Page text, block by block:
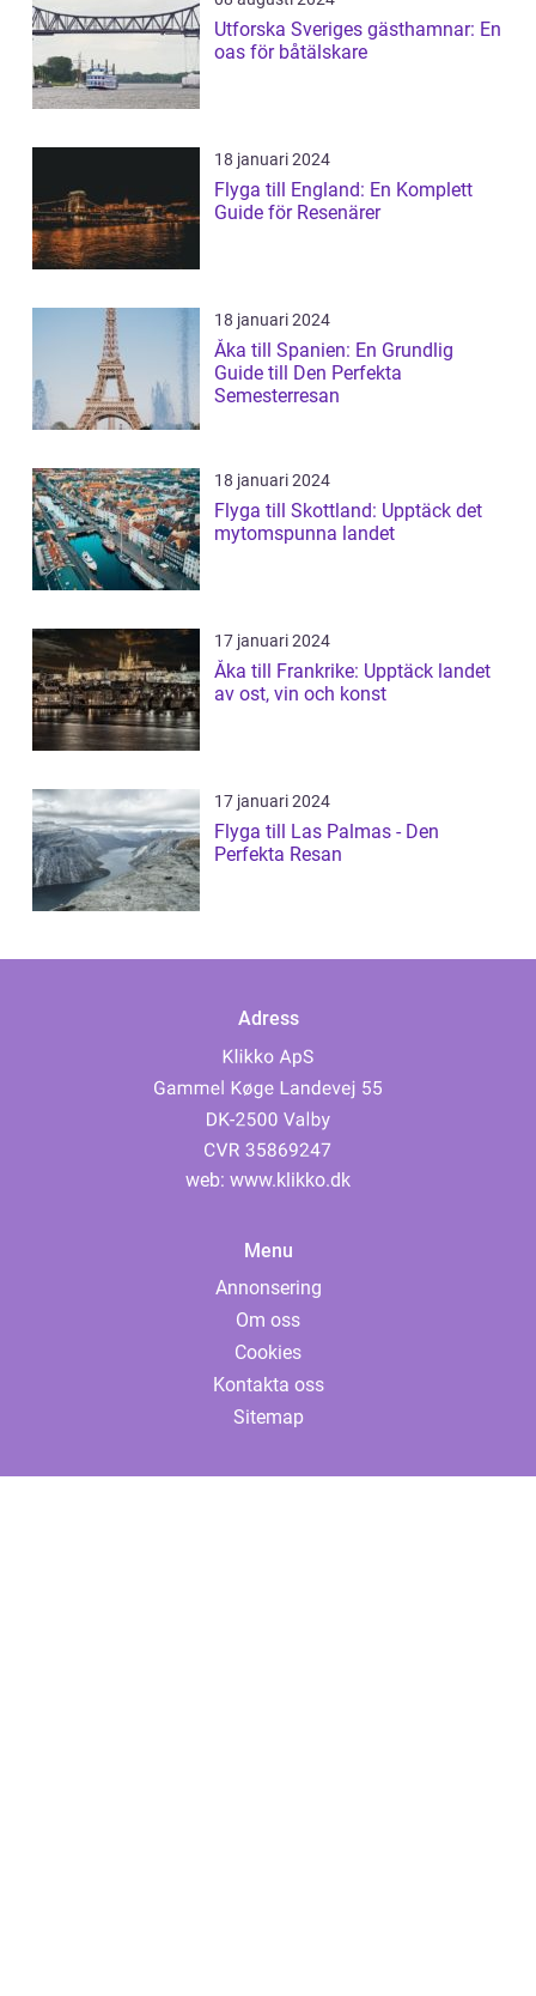
Utforska Sveriges gästhamnar: En
oas för båtälskare
18 januari 2024
Flyga till England: En Komplett
Guide för Resenärer
18 januari 2024
Åka till Spanien: En Grundlig
Guide till Den Perfekta
Semesterresan
18 januari 2024
Flyga till Skottland: Upptäck det
mytomspunna landet
17 januari 2024
Åka till Frankrike: Upptäck landet
av ost, vin och konst
17 januari 2024
Flyga till Las Palmas - Den
Perfekta Resan
Adress
web: www.klikko.dk
Menu
Annonsering
Om oss
Cookies
Kontakta oss
Sitemap